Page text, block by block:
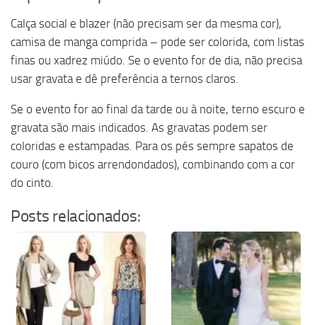
Calça social e blazer (não precisam ser da mesma cor),
camisa de manga comprida – pode ser colorida, com listas
finas ou xadrez miúdo. Se o evento for de dia, não precisa
usar gravata e dê preferência a ternos claros.
Se o evento for ao final da tarde ou à noite, terno escuro e
gravata são mais indicados. As gravatas podem ser
coloridas e estampadas. Para os pés sempre sapatos de
couro (com bicos arrendondados), combinando com a cor
do cinto.
Posts relacionados: